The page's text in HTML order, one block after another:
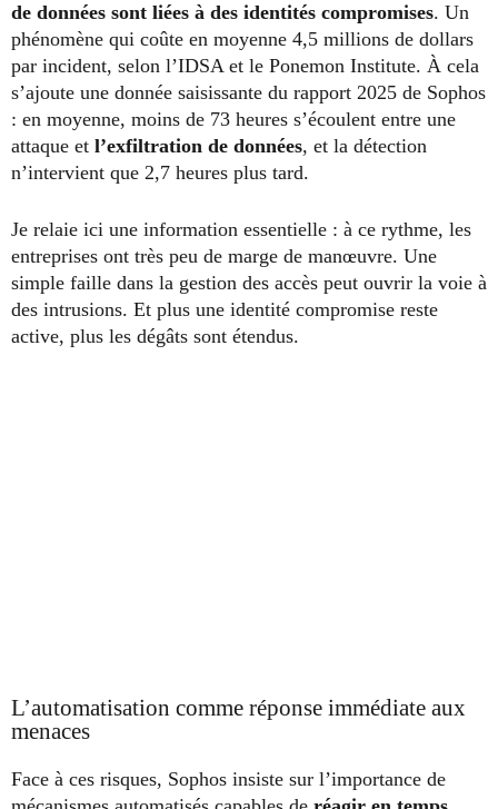
de données sont liées à des identités compromises. Un
phénomène qui coûte en moyenne 4,5 millions de dollars
par incident, selon l’IDSA et le Ponemon Institute. À cela
s’ajoute une donnée saisissante du rapport 2025 de Sophos
: en moyenne, moins de 73 heures s’écoulent entre une
attaque et l’exfiltration de données, et la détection
n’intervient que 2,7 heures plus tard.
Je relaie ici une information essentielle : à ce rythme, les
entreprises ont très peu de marge de manœuvre. Une
simple faille dans la gestion des accès peut ouvrir la voie à
des intrusions. Et plus une identité compromise reste
active, plus les dégâts sont étendus.
L’automatisation comme réponse immédiate aux
menaces
Face à ces risques, Sophos insiste sur l’importance de